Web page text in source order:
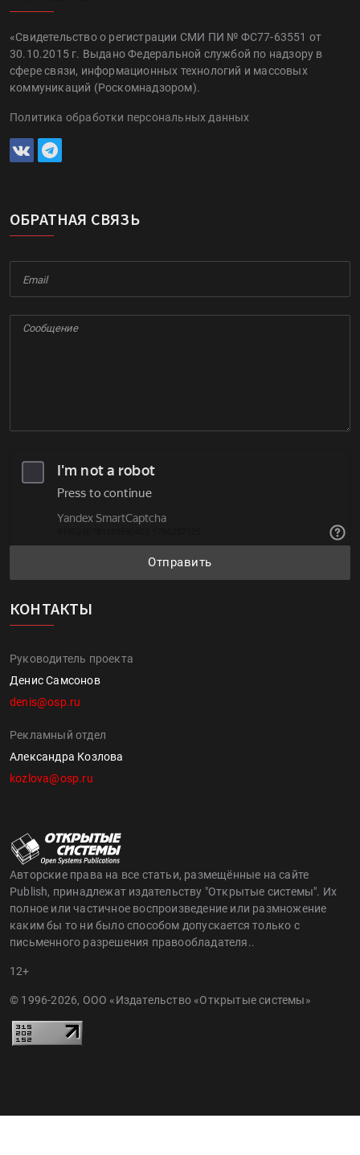
«Свидетельство о регистрации СМИ ПИ № ФС77-63551 от
30.10.2015 г. Выдано Федеральной службой по надзору в
сфере связи, информационных технологий и массовых
коммуникаций (Роскомнадзором).
Политика обработки персональных данных
ОБРАТНАЯ СВЯЗЬ
Отправить
КОНТАКТЫ
Руководитель проекта
Денис Самсонов
denis@osp.ru
Рекламный отдел
Александра Козлова
kozlova@osp.ru
Авторские права на все статьи, размещённые на сайте
Publish, принадлежат издательству "Открытые системы". Их
полное или частичное воспроизведение или размножение
каким бы то ни было способом допускается только с
письменного разрешения правообладателя..
12+
© 1996-2026, ООО «Издательство «Открытые системы»